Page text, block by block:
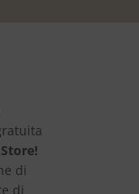
di
di